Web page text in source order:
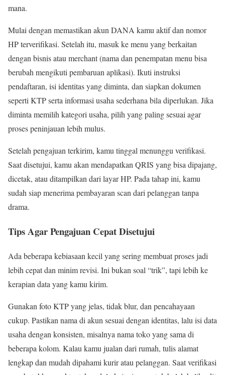
mana.
Mulai dengan memastikan akun DANA kamu aktif dan nomor
HP terverifikasi. Setelah itu, masuk ke menu yang berkaitan
dengan bisnis atau merchant (nama dan penempatan menu bisa
berubah mengikuti pembaruan aplikasi). Ikuti instruksi
pendaftaran, isi identitas yang diminta, dan siapkan dokumen
seperti KTP serta informasi usaha sederhana bila diperlukan. Jika
diminta memilih kategori usaha, pilih yang paling sesuai agar
proses peninjauan lebih mulus.
Setelah pengajuan terkirim, kamu tinggal menunggu verifikasi.
Saat disetujui, kamu akan mendapatkan QRIS yang bisa dipajang,
dicetak, atau ditampilkan dari layar HP. Pada tahap ini, kamu
sudah siap menerima pembayaran scan dari pelanggan tanpa
drama.
Tips Agar Pengajuan Cepat Disetujui
Ada beberapa kebiasaan kecil yang sering membuat proses jadi
lebih cepat dan minim revisi. Ini bukan soal “trik”, tapi lebih ke
kerapian data yang kamu kirim.
Gunakan foto KTP yang jelas, tidak blur, dan pencahayaan
cukup. Pastikan nama di akun sesuai dengan identitas, lalu isi data
usaha dengan konsisten, misalnya nama toko yang sama di
beberapa kolom. Kalau kamu jualan dari rumah, tulis alamat
lengkap dan mudah dipahami kurir atau pelanggan. Saat verifikasi